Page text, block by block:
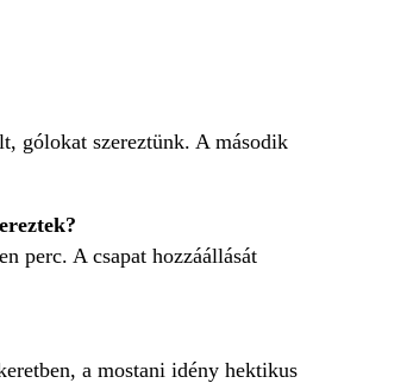
gólokat szereztünk. A második
perc. A csapat hozzáállását
a mostani idény hektikus